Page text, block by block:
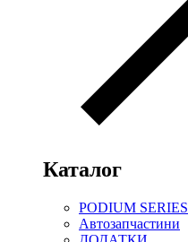
Каталог
PODIUM SERIES
Автозапчастини